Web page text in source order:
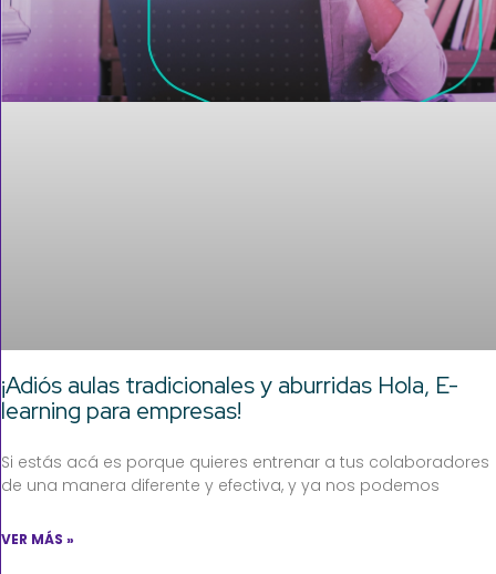
¡Adiós aulas tradicionales y aburridas Hola, E-
learning para empresas!
Si estás acá es porque quieres entrenar a tus colaboradores
de una manera diferente y efectiva, y ya nos podemos
VER MÁS »